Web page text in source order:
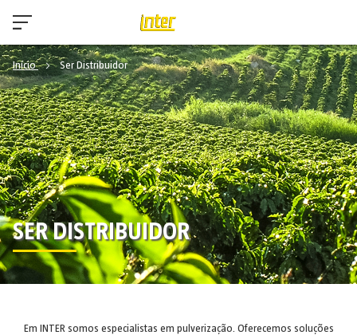
Início Ser Distribuidor
SER DISTRIBUIDOR
Em INTER somos especialistas em pulverização. Oferecemos soluções